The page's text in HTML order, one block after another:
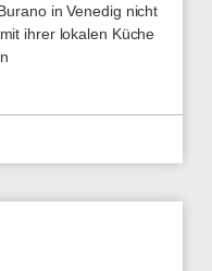
in Venedig nicht
ihrer lokalen Küche